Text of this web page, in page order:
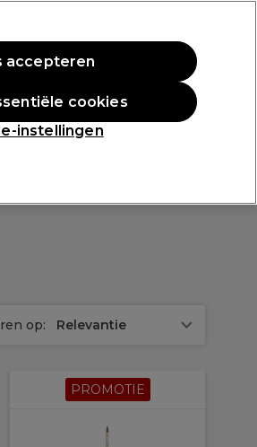
Aanmelden
Awards
op: Relevantie
PROMOTIE
instellingen
cookies
accepteren